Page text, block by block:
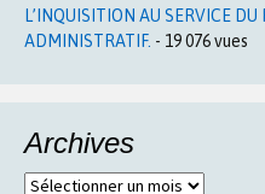
L’INQUISITION AU SERVICE
ADMINISTRATIF. - 19 076 vues
Archives
Archives